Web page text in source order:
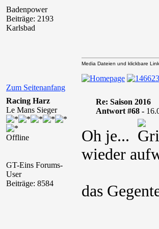
Badenpower
Beiträge: 2193
Karlsbad
Zum Seitenanfang
Media Dateien und klickbare
Racing Harz
Le Mans Sieger
Offline
GT-Eins Forums-
User
Beiträge: 8584
Re: Saison 2016
Antwort #68 -
Oh je...
wieder
das